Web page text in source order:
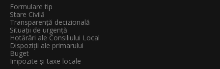
Formulare tip
Stare Civilă
Transparenţă decizională
Situații de urgență
Hotărâri ale Consiliului Local
Dispoziții ale primarului
Buget
Impozite și taxe locale